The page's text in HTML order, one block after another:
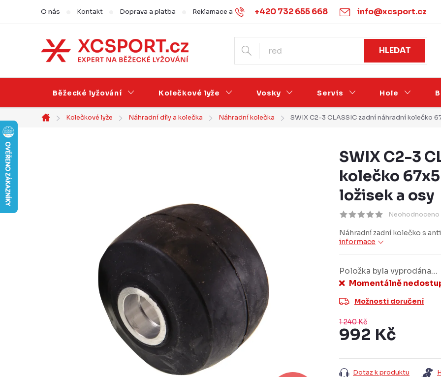
obsah
+420 732 655 668 info@xcsport.cz
O nás Kontakt Doprava a platba Reklamace a vrácení Obchodní podmínky Ochrana osobních údajů
HLEDAT
Běžecké lyžování Kolečkové lyže Vosky Servis Hole
Domů
Kolečkové lyže Náhradní díly a kolečka Náhradní kolečka SWIX C2-3 CLASSIC zadní náhradní kolečko
SWIX C2-3
kolečko
ložisek a osy
Neohodnoceno
Náhradní zadní kolečko s
informace
Položka byla vyprodána…
Momentálně
Možnosti doručení
1 240 Kč
992 Kč
Dotaz k produktu